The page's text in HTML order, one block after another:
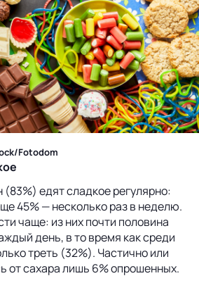
Fotodom
едят сладкое регулярно:
45% — несколько раз в неделю.
чаще: из них почти половина
день, в то время как среди
треть (32%). Частично или
от сахара лишь 6% опрошенных.